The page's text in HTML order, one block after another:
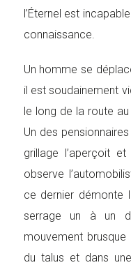
l’Éternel est
connaissance.
Un homme se
il est soudainement
le long de la route
Un des
grillage l’aperçoit
observe
ce dernier démonte
serrage un à un
mouvement
du talus et dans